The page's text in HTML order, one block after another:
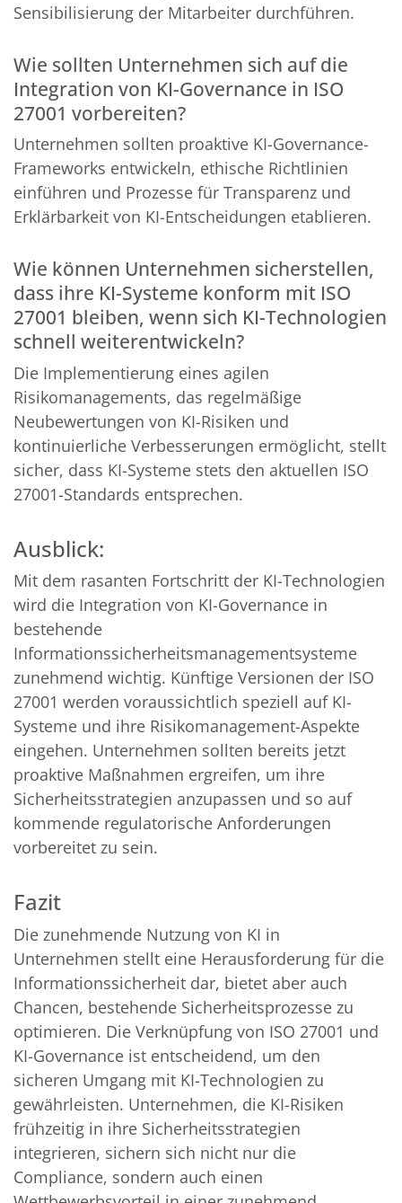
Sensibilisierung der Mitarbeiter durchführen.
Wie sollten Unternehmen sich auf die
Integration von KI-Governance in ISO
27001 vorbereiten?
Unternehmen sollten proaktive KI-Governance-
Frameworks entwickeln, ethische Richtlinien
einführen und Prozesse für Transparenz und
Erklärbarkeit von KI-Entscheidungen etablieren.
Wie können Unternehmen sicherstellen,
dass ihre KI-Systeme konform mit ISO
27001 bleiben, wenn sich KI-Technologien
schnell weiterentwickeln?
Die Implementierung eines agilen
Risikomanagements, das regelmäßige
Neubewertungen von KI-Risiken und
kontinuierliche Verbesserungen ermöglicht, stellt
sicher, dass KI-Systeme stets den aktuellen ISO
27001-Standards entsprechen.
Ausblick:
Mit dem rasanten Fortschritt der KI-Technologien
wird die Integration von KI-Governance in
bestehende
Informationssicherheitsmanagementsysteme
zunehmend wichtig. Künftige Versionen der ISO
27001 werden voraussichtlich speziell auf KI-
Systeme und ihre Risikomanagement-Aspekte
eingehen. Unternehmen sollten bereits jetzt
proaktive Maßnahmen ergreifen, um ihre
Sicherheitsstrategien anzupassen und so auf
kommende regulatorische Anforderungen
vorbereitet zu sein.
Fazit
Die zunehmende Nutzung von KI in
Unternehmen stellt eine Herausforderung für die
Informationssicherheit dar, bietet aber auch
Chancen, bestehende Sicherheitsprozesse zu
optimieren. Die Verknüpfung von ISO 27001 und
KI-Governance ist entscheidend, um den
sicheren Umgang mit KI-Technologien zu
gewährleisten. Unternehmen, die KI-Risiken
frühzeitig in ihre Sicherheitsstrategien
integrieren, sichern sich nicht nur die
Compliance, sondern auch einen